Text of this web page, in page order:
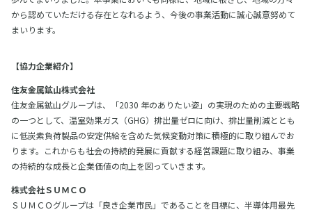
から認めていただける存在となれるよう、今後の事業活動に誠心誠意努めて
まいります。
【協力企業紹介】
住友金属鉱山株式会社
住友金属鉱山グループは、「2030 年のありたい姿」の実現のための主要戦略
の一つとして、温室効果ガス（GHG）排出量ゼロに向け、排出量削減ととも
に低炭素負荷製品の安定供給を含めた気候変動対策に積極的に取り組んでお
ります。これからも社会の持続的発展に貢献する経営課題に取り組み、事業
の持続的な成長と企業価値の向上を図っていきます。
株式会社ＳＵＭＣＯ
ＳＵＭＣＯグループは「良き企業市民」であることを目標に、半導体用最先